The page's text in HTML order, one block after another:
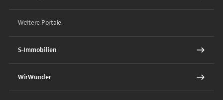
Weitere Portale
S-Immobilien
WirWunder